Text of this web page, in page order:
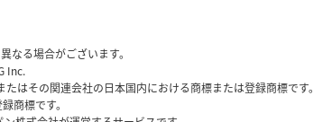
なる場合がございます。
Inc.
はその関連会社の日本国内における商標または登録商標です。
商標です。